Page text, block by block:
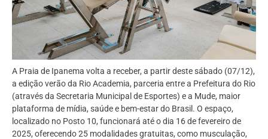
A Praia de Ipanema volta a receber, a partir deste sábado (07/12),
a edição verão da Rio Academia, parceria entre a Prefeitura do Rio
(através da Secretaria Municipal de Esportes) e a Mude, maior
plataforma de mídia, saúde e bem-estar do Brasil. O espaço,
localizado no Posto 10, funcionará até o dia 16 de fevereiro de
2025, oferecendo 25 modalidades gratuitas, como musculação,